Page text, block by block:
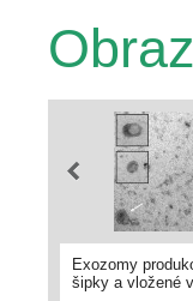
Exozomy
šipky a vložené